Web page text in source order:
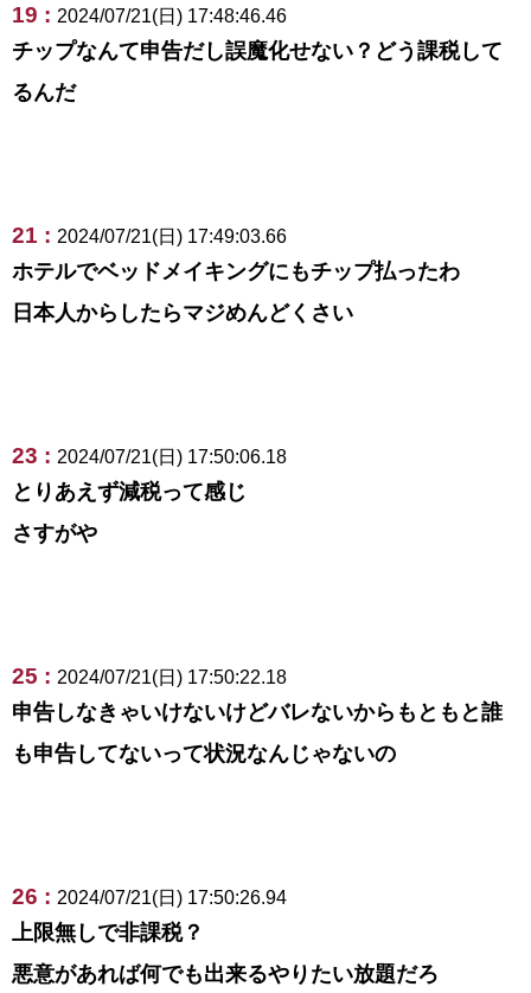
19 : 2024/07/21(日) 17:48:46.46
チップなんて申告だし誤魔化せない？どう課税して
るんだ
21 : 2024/07/21(日) 17:49:03.66
ホテルでベッドメイキングにもチップ払ったわ
日本人からしたらマジめんどくさい
23 : 2024/07/21(日) 17:50:06.18
とりあえず減税って感じ
さすがや
25 : 2024/07/21(日) 17:50:22.18
申告しなきゃいけないけどバレないからもともと誰
も申告してないって状況なんじゃないの
26 : 2024/07/21(日) 17:50:26.94
上限無しで非課税？
悪意があれば何でも出来るやりたい放題だろ